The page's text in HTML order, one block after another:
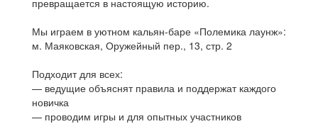
Мы играем в уютном кальян-баре «Полемика лаунж»:
м. Маяковская, Оружейный пер., 13, стр. 2
Подходит для всех:
— ведущие объяснят правила и поддержат каждого
новичка
— проводим игры и для опытных участников